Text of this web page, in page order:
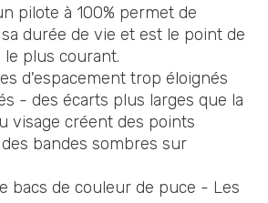
pilote à 100% permet de
durée de vie et est le point de
le plus courant.
d'espacement trop éloignés
- des écarts plus larges que la
visage créent des points
bandes sombres sur
bacs de couleur de puce - Les